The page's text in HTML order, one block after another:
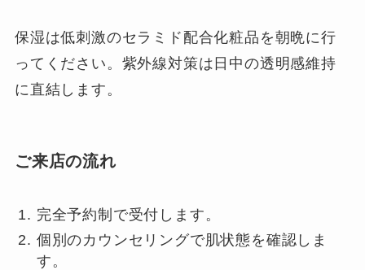
保湿は低刺激のセラミド配合化粧品を朝晩に行
ってください。紫外線対策は日中の透明感維持
に直結します。
ご来店の流れ
完全予約制で受付します。
個別のカウンセリングで肌状態を確認しま
す。